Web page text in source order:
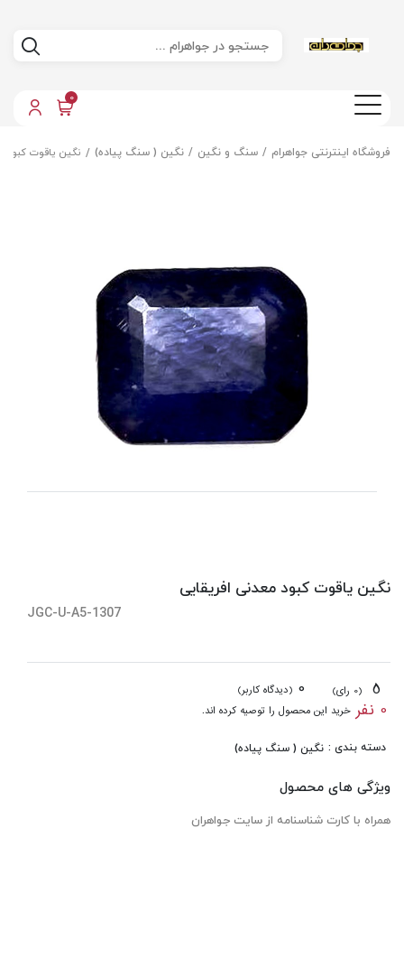
0
فروشگاه اینترنتی جواهرام سنگ و نگین نگین ( سنگ پیاده) نگین یاقوت کبود
نگین یاقوت کبود معدنی افریقایی
JGC-U-A5-1307
(0 رای) 0 (دیدگاه کاربر)
0 نفر خرید این محصول را توصیه کرده اند.
دسته بندی : نگین ( سنگ پیاده)
ویژگی های محصول
همراه با کارت شناسنامه از سایت جواهران